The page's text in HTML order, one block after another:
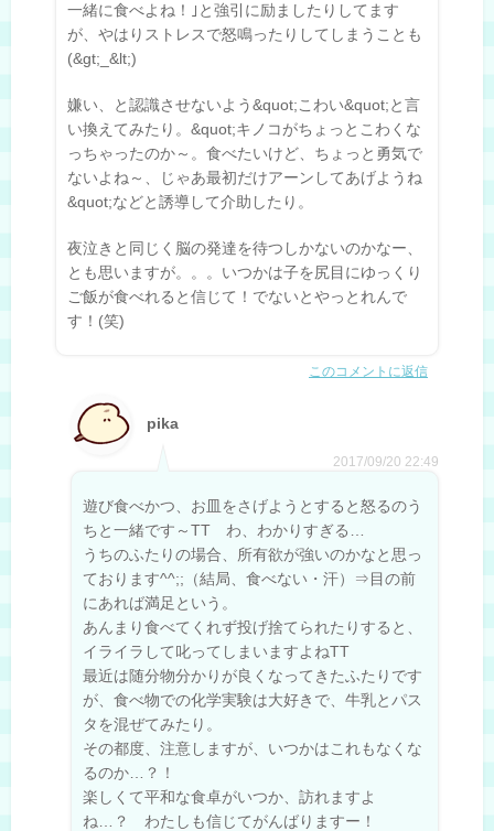
一緒に食べよね！｣と強引に励ましたりしてます
が、やはりストレスで怒鳴ったりしてしまうことも
(&gt;_&lt;)
嫌い、と認識させないよう&quot;こわい&quot;と言
い換えてみたり。&quot;キノコがちょっとこわくな
っちゃったのか～。食べたいけど、ちょっと勇気で
ないよね～、じゃあ最初だけアーンしてあげようね
&quot;などと誘導して介助したり。
夜泣きと同じく脳の発達を待つしかないのかなー、
とも思いますが。。。いつかは子を尻目にゆっくり
ご飯が食べれると信じて！でないとやっとれんで
す！(笑)
このコメントに返信
pika
2017/09/20 22:49
遊び食べかつ、お皿をさげようとすると怒るのう
ちと一緒です～TT わ、わかりすぎる…
うちのふたりの場合、所有欲が強いのかなと思っ
ております^^;;（結局、食べない・汗）⇒目の前
にあれば満足という。
あんまり食べてくれず投げ捨てられたりすると、
イライラして叱ってしまいますよねTT
最近は随分物分かりが良くなってきたふたりです
が、食べ物での化学実験は大好きで、牛乳とパス
タを混ぜてみたり。
その都度、注意しますが、いつかはこれもなくな
るのか…？！
楽しくて平和な食卓がいつか、訪れますよ
ね…？ わたしも信じてがんばりますー！